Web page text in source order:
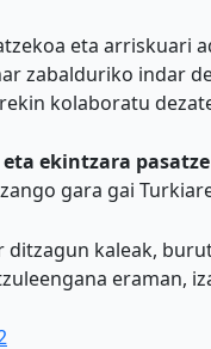
eta arriskuari
zabalduriko indar
kolaboratu
ekintzara
gara gai
kaleak,
eraman,